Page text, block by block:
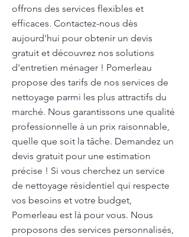
offrons des services flexibles et
efficaces. Contactez-nous dès
aujourd'hui pour obtenir un devis
gratuit et découvrez nos solutions
d'entretien ménager ! Pomerleau
propose des tarifs de nos services de
nettoyage parmi les plus attractifs du
marché. Nous garantissons une qualité
professionnelle à un prix raisonnable,
quelle que soit la tâche. Demandez un
devis gratuit pour une estimation
précise ! Si vous cherchez un service
de nettoyage résidentiel qui respecte
vos besoins et votre budget,
Pomerleau est là pour vous. Nous
proposons des services personnalisés,